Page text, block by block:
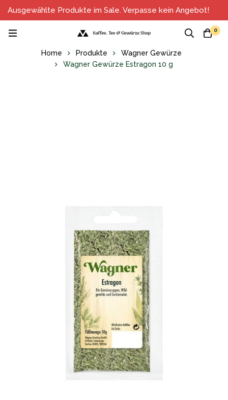
Ausgewählte Produkte im Sale. Verpasse kein Angebot!
0
Home Produkte
Wagner Gewürze
Wagner Gewürze Estragon 10 g